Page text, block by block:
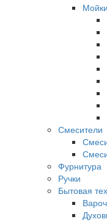
Смесители
Фурнитура
Ручки
Бытовая